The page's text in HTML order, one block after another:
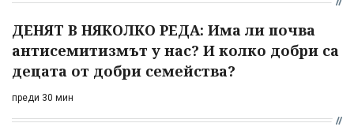
ДЕНЯТ В НЯКОЛКО РЕДА: Има ли почва
антисемитизмът у нас? И колко добри са
децата от добри семейства?
преди 30 мин